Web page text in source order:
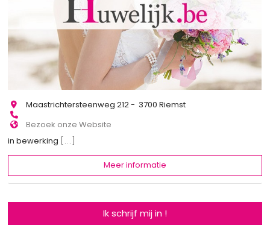
Maastrichtersteenweg 212 - 3700 Riemst
Bezoek onze Website
in bewerking [...]
Meer informatie
Ik schrijf mij in !